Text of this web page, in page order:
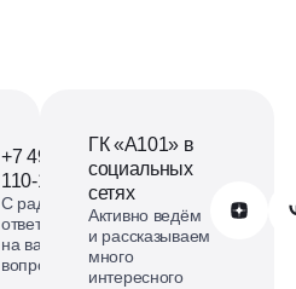
+7 499
110-18-73
С радостью
ответим
на ваши
вопросы
Обратиться в А101
ГК «А101» в
социальных
сетях
Активно ведём
и рассказываем
много
интересного